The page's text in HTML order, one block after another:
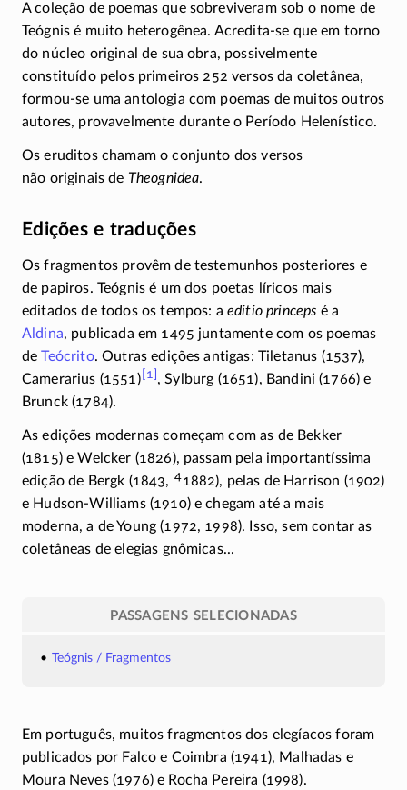
A coleção de poemas que sobreviveram sob o nome de
Teógnis é muito heterogênea. Acredita-se que em torno
do núcleo original de sua obra, possivelmente
constituído pelos primeiros 252 versos da coletânea,
formou-se uma antologia com poemas de muitos outros
autores, provavelmente durante o Período Helenístico.
Os eruditos chamam o conjunto dos versos
não originais de Theognidea.
Edições e traduções
Os fragmentos provêm de testemunhos posteriores e
de papiros. Teógnis é um dos poetas líricos mais
editados de todos os tempos: a editio princeps é a
Aldina, publicada em 1495 juntamente com os poemas
deTeócrito. Outras edições antigas: Tiletanus (1537),
Camerarius (1551) [1] , Sylburg (1651), Bandini (1766) e
Brunck (1784).
As edições modernas começam com as de Bekker
(1815) e Welcker (1826), passam pela importantíssima
edição de Bergk (1843, 41882), pelas de Harrison (1902)
e Hudson-Williams(1910) e chegam até a mais
moderna, a de Young (1972, 1998). Isso, sem contar as
coletâneas de elegias gnômicas...
PASSAGENS SELECIONADAS
Teógnis / Fragmentos
Em português, muitos fragmentos dos elegíacos foram
publicados por Falco e Coimbra (1941), Malhadas e
Moura Neves (1976) e Rocha Pereira (1998).